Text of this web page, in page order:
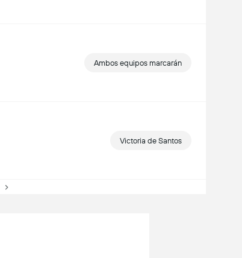
Ambos equipos marcarán
Victoria de Santos